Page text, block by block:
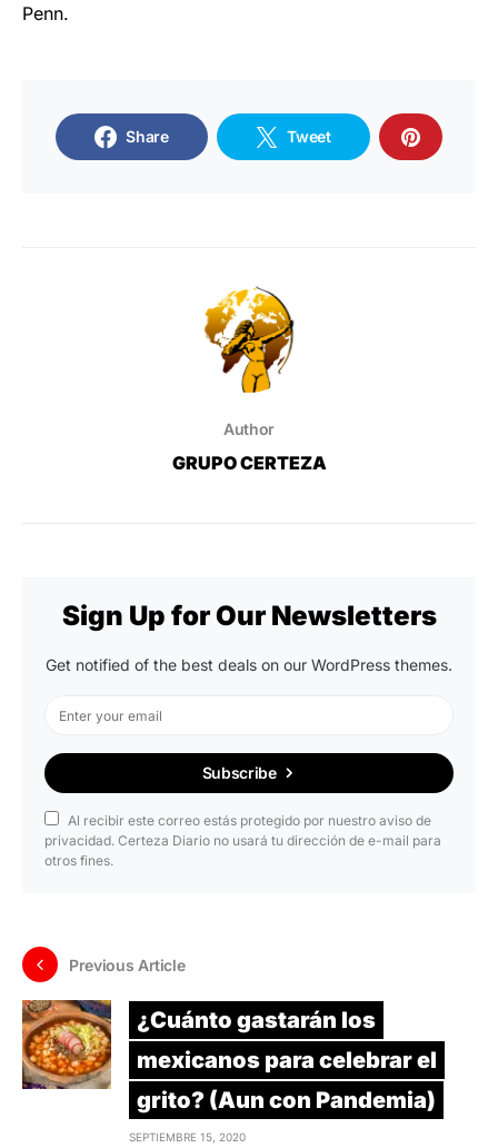
Penn.
Share Tweet
Author
GRUPO CERTEZA
Sign Up for Our Newsletters
Get notified of the best deals on our WordPress themes.
Subscribe
Al recibir este correo estás protegido por nuestro aviso de
privacidad. Certeza Diario no usará tu dirección de e-mail para
otros fines.
Previous Article
¿Cuánto gastarán los
mexicanos para celebrar el
grito? (Aun con Pandemia)
SEPTIEMBRE 15, 2020